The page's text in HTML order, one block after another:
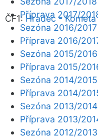
ČF1:Hradec - Kometa
Příprava 2017/
Sezóna 2016/2017
Příprava 2016/
Sezóna 2015/2016
Příprava 2015/
Sezóna 2014/2015
Příprava 2014/
Sezóna 2013/2014
Příprava 2013/
Sezóna 2012/2013